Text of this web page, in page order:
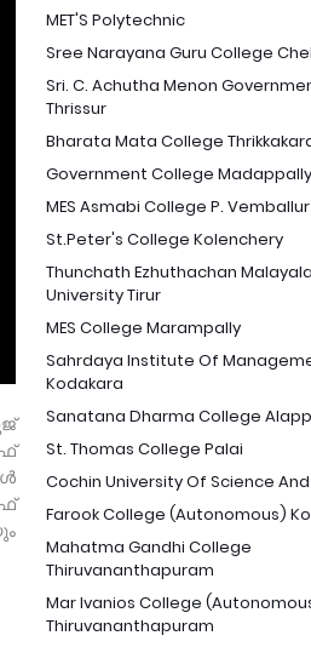
MET'S Polytechnic
Sree Narayana Guru College
Sri. C. Achutha Menon
Thrissur
Bharata Mata College
Government College Madappally
MES Asmabi College P. Vemballur
St.Peter's College Kolenchery
Thunchath Ezhuthachan
University Tirur
MES College Marampally
Sahrdaya Institute Of
Kodakara
Sanatana Dharma College
St. Thomas College Palai
Cochin University Of Science
Farook College (Autonomous)
Mahatma Gandhi College
Thiruvananthapuram
Mar Ivanios College
Thiruvananthapuram